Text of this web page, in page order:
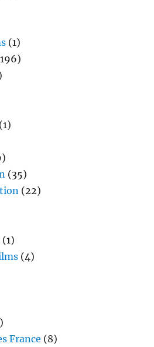
(1)
(1)
(35)
(22)
(1)
(4)
France (8)